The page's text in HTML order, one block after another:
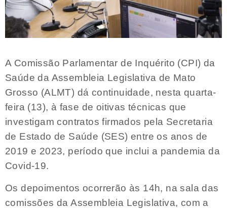
A Comissão Parlamentar de Inquérito (CPI) da
Saúde da Assembleia Legislativa de Mato
Grosso (ALMT) dá continuidade, nesta quarta-
feira (13), à fase de oitivas técnicas que
investigam contratos firmados pela Secretaria
de Estado de Saúde (SES) entre os anos de
2019 e 2023, período que inclui a pandemia da
Covid-19.
Os depoimentos ocorrerão às 14h, na sala das
comissões da Assembleia Legislativa, com a